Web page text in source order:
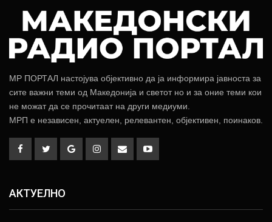
МР ПОРТАЛ настојува објективно да ја информира јавноста за
сите важни теми од Македонија и светот но и за оние теми кои
не можат да се прочитаат на други медиуми.
МРП е независен, актуелен, релевантен, објективен, поинаков.
АКТУЕЛНО